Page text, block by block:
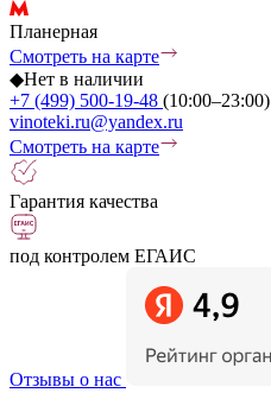
Планерная
Смотреть на карте
◆Нет в наличии
+7 (499) 500-19-48 (10:00–23:00)
vinoteki.ru@yandex.ru
Смотреть на карте
Гарантия качества
под контролем ЕГАИС
Отзывы о нас